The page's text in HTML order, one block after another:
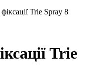
Trie Spray 8
Trie